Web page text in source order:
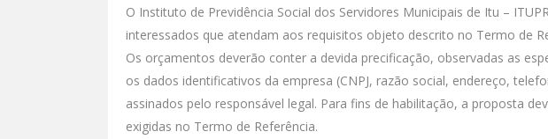
O Instituto de Previdência Social dos Servidores Municipais de Itu –
interessados que atendam aos requisitos objeto descrito no Termo de
Os orçamentos deverão conter a devida precificação, observadas as
os dados identificativos da empresa (CNPJ, razão social, endereço,
assinados pelo responsável legal. Para fins de habilitação, a proposta
exigidas no Termo de Referência.